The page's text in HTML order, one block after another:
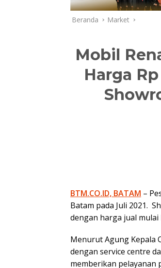
Beranda Market
Mobil
Harga
BTM.CO.ID, BATAM –
Batam pada Juli 2021.
dengan harga jual mulai
Menurut Agung Kepala
dengan service centre
memberikan pelayanan